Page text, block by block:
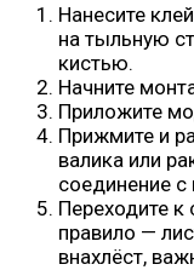
Нанесите
на тыльную
кистью.
Начните
Приложите
Прижмите и
валика или
соединение с
Переходите
правило —
внахлёст,